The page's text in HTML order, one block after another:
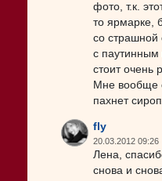
фото, т.к.
то ярмарке,
со страшной
с паутинным
стоит очень
Мне вообще
пахнет
fly
20.03.2012 09:26
Лена,
снова и